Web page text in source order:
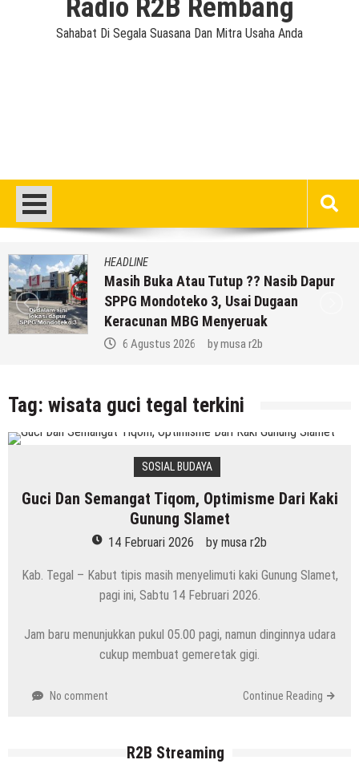
Radio R2B Rembang
Sahabat Di Segala Suasana Dan Mitra Usaha Anda
HEADLINE
Masih Buka Atau Tutup ?? Nasib Dapur
SPPG Mondoteko 3, Usai Dugaan
Keracunan MBG Menyeruak
6 Agustus 2026 bymusa r2b
Tag: wisata guci tegal terkini
SOSIAL BUDAYA
Guci Dan Semangat Tiqom, Optimisme Dari Kaki
Gunung Slamet
14 Februari 2026 by musa r2b
Kab. Tegal – Kabut tipis masih menyelimuti kaki Gunung Slamet,
pagi ini, Sabtu 14 Februari 2026.
Jam baru menunjukkan pukul 05.00 pagi, namun dinginnya udara
cukup membuat gemeretak gigi.
No comment Continue Reading
R2B Streaming